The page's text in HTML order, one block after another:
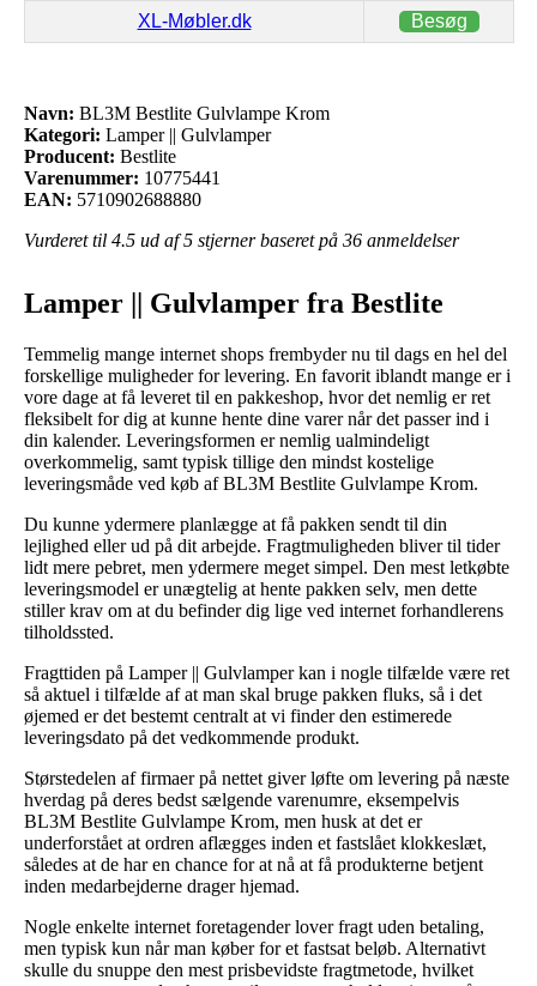
XL-Møbler.dk Besøg
Navn: BL3M Bestlite Gulvlampe Krom
Kategori: Lamper || Gulvlamper
Producent: Bestlite
Varenummer: 10775441
EAN: 5710902688880
Vurderet til 4.5 ud af 5 stjerner baseret på 36 anmeldelser
Lamper || Gulvlamper fra Bestlite
Temmelig mange internet shops frembyder nu til dags en hel del
forskellige muligheder for levering. En favorit iblandt mange er i
vore dage at få leveret til en pakkeshop, hvor det nemlig er ret
fleksibelt for dig at kunne hente dine varer når det passer ind i
din kalender. Leveringsformen er nemlig ualmindeligt
overkommelig, samt typisk tillige den mindst kostelige
leveringsmåde ved køb af BL3M Bestlite Gulvlampe Krom.
Du kunne ydermere planlægge at få pakken sendt til din
lejlighed eller ud på dit arbejde. Fragtmuligheden bliver til tider
lidt mere pebret, men ydermere meget simpel. Den mest letkøbte
leveringsmodel er unægtelig at hente pakken selv, men dette
stiller krav om at du befinder dig lige ved internet forhandlerens
tilholdssted.
Fragttiden på Lamper || Gulvlamper kan i nogle tilfælde være ret
så aktuel i tilfælde af at man skal bruge pakken fluks, så i det
øjemed er det bestemt centralt at vi finder den estimerede
leveringsdato på det vedkommende produkt.
Størstedelen af firmaer på nettet giver løfte om levering på næste
hverdag på deres bedst sælgende varenumre, eksempelvis
BL3M Bestlite Gulvlampe Krom, men husk at det er
underforstået at ordren aflægges inden et fastslået klokkeslæt,
således at de har en chance for at nå at få produkterne betjent
inden medarbejderne drager hjemad.
Nogle enkelte internet foretagender lover fragt uden betaling,
men typisk kun når man køber for et fastsat beløb. Alternativt
skulle du snuppe den mest prisbevidste fragtmetode, hvilket